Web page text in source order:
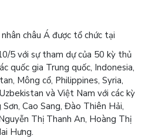
châu Á được tổ chức tại
5 với sự tham dự của 50 kỳ thủ
quốc gia Trung quốc, Indonesia,
Mông cổ, Philippines, Syria,
và Việt Nam với các kỳ
Cao Sang, Đào Thiên Hải,
Thị Thanh An, Hoàng Thị
Hưng.